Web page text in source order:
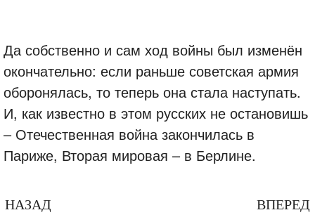
Да собственно и сам ход войны был изменён
окончательно: если раньше советская армия
оборонялась, то теперь она стала наступать.
И, как известно в этом русских не остановишь
– Отечественная война закончилась в
Париже, Вторая мировая – в Берлине.
НАЗАД ВПЕРЕД